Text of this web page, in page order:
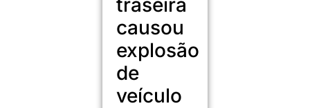
traseira
causou
explosão
de
veículo